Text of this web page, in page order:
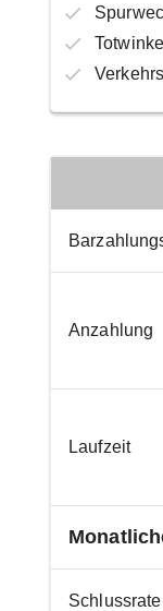
Anzahlung
Laufzeit
Schlussrate